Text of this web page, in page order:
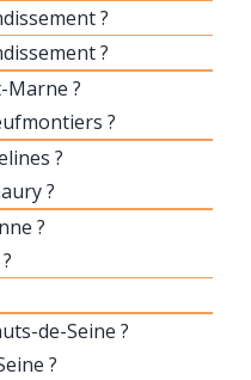
?
?
Marne ?
?
?
?
?
de-Seine ?
?